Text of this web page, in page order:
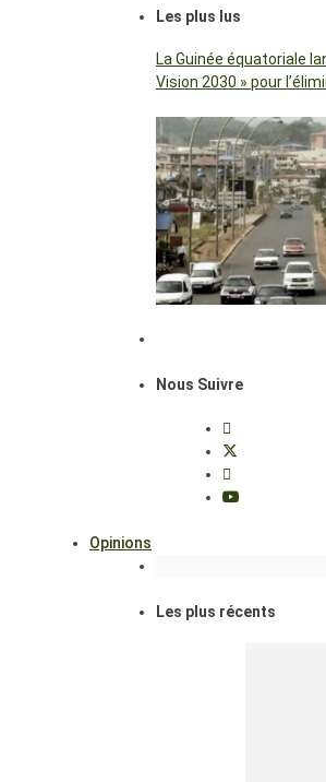
Les plus lus
La Guinée équatoriale
Vision 2030 » pour
Nous Suivre
Opinions
Les plus récents